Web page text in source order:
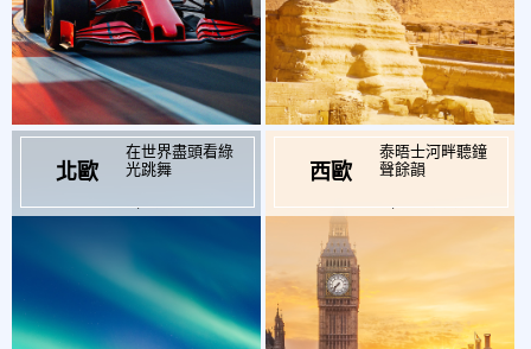
北歐
在世界盡頭看綠
光跳舞
$134,900 西歐
泰晤士河畔聽鐘
聲餘韻
$147,900